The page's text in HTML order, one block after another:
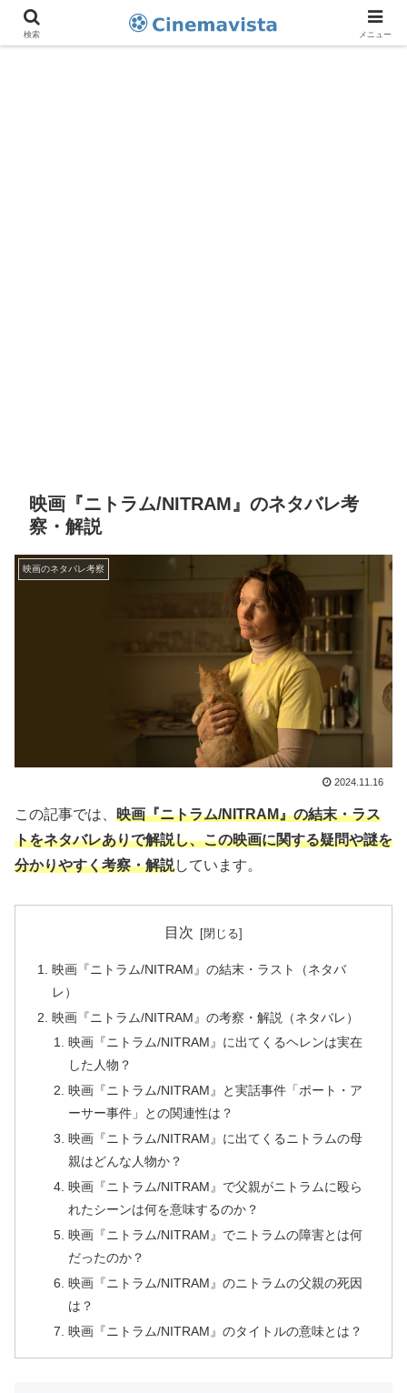
映画『ニトラム/NITRAM』のネタバレ考
察・解説
映画のネタバレ考察
2024.11.16
この記事では、 映画『ニトラム/NITRAM』の結末・ラス
トをネタバレありで解説し、この映画に関する疑問や謎を
分かりやすく考察・解説しています。
目次
映画『ニトラム/NITRAM』の結末・ラスト（ネタバ
レ）
映画『ニトラム/NITRAM』の考察・解説（ネタバレ）
映画『ニトラム/NITRAM』に出てくるヘレンは実在
した人物？
映画『ニトラム/NITRAM』と実話事件「ポート・ア
ーサー事件」との関連性は？
映画『ニトラム/NITRAM』に出てくるニトラムの母
親はどんな人物か？
映画『ニトラム/NITRAM』で父親がニトラムに殴ら
れたシーンは何を意味するのか？
映画『ニトラム/NITRAM』でニトラムの障害とは何
だったのか？
映画『ニトラム/NITRAM』のニトラムの父親の死因
は？
映画『ニトラム/NITRAM』のタイトルの意味とは？
検索 メニュー